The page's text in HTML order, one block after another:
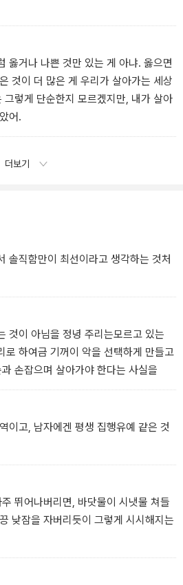
하는 두 남자 중 한 명. 자유로운 영혼
고 미래도 불확실하지만 다정하고 긍
. 군대를 졸업하고 폭력조직을 만들어
. 최민수와 알 파치노 영화를 즐겨 보며
/ 출연자: 소연, 윤소라, 최원형, 최재
옳거나 나쁜 것만 있는 게 아냐. 옳으면
것이 더 많은 게 우리가 살아가는 세상
그렇게 단순한지 모르겠지만, 내가 살아
어.
더보기
솔직함만이 최선이라고 생각하는 것처
것이 아님을 정녕 주리는모르고 있는
로 하여금 기꺼이 악을 선택하게 만들고
손잡으며 살아가야 한다는 사실을
유예 같은 것
, 바닷물이 시냇물 쳐들
낮잠을 자버리듯이 그렇게 시시해지는